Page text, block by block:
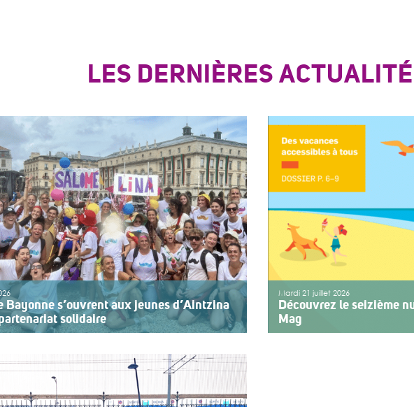
LES DERNIÈRES
Bayonne s’ouvrent aux jeunes d’Aintzina
solidaire
ouvre le premier jour des fêtes de
structure accompagnant des enfants ou des
situation de handicap ou de fragilité. Cette
[…]
Mardi 21 juillet 2026
Découvrez le seizième
Mag